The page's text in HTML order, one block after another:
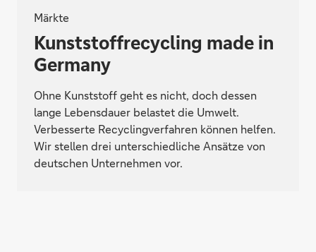
Märkte
Kunststoffrecycling made in
Germany
Ohne Kunststoff geht es nicht, doch dessen
lange Lebensdauer belastet die Umwelt.
Verbesserte Recyclingverfahren können helfen.
Wir stellen drei unterschiedliche Ansätze von
deutschen Unternehmen vor.